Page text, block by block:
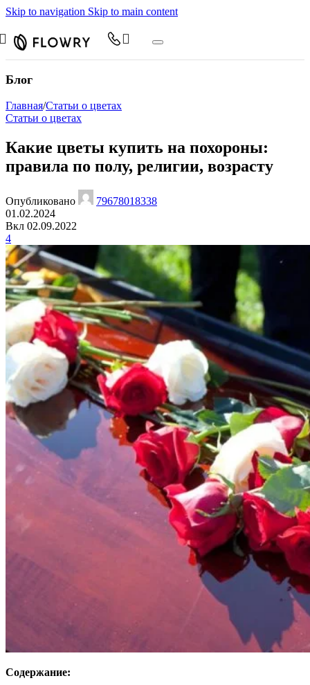
Skip to navigation Skip to main content
Блог
Главная/Статьи о цветах
Статьи о цветах
Какие цветы купить на похороны:
правила по полу, религии, возрасту
Опубликовано
79678018338
01.02.2024
Вкл 02.09.2022
4
Содержание: